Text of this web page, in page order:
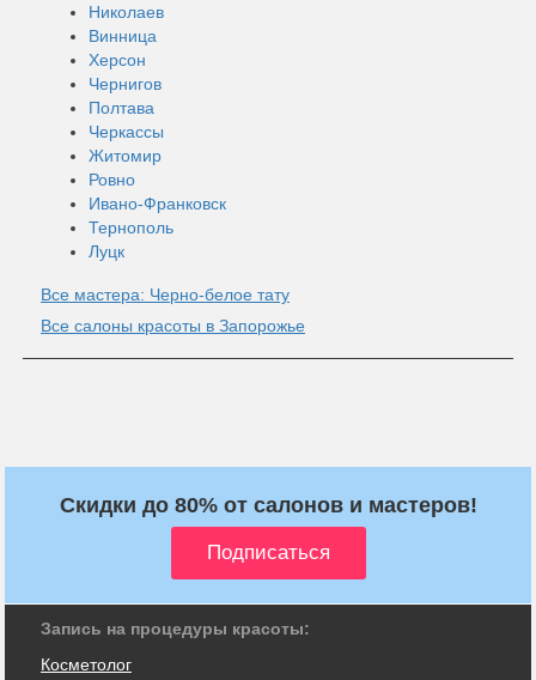
Николаев
Винница
Херсон
Чернигов
Полтава
Черкассы
Житомир
Ровно
Ивано-Франковск
Тернополь
Луцк
Все мастера: Черно-белое тату
Все салоны красоты в Запорожье
Скидки до 80% от салонов и мастеров!
Запись на процедуры красоты:
Косметолог